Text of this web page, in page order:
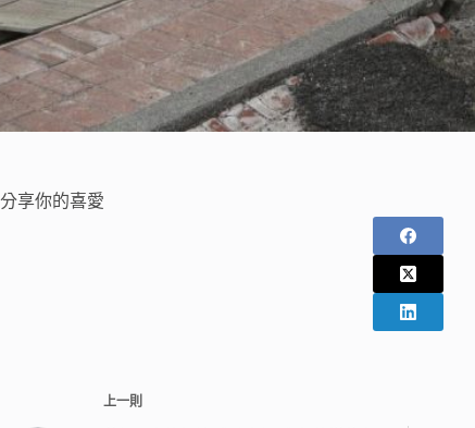
分享你的喜愛
上一則